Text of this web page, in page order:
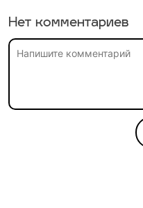
Нет комментариев